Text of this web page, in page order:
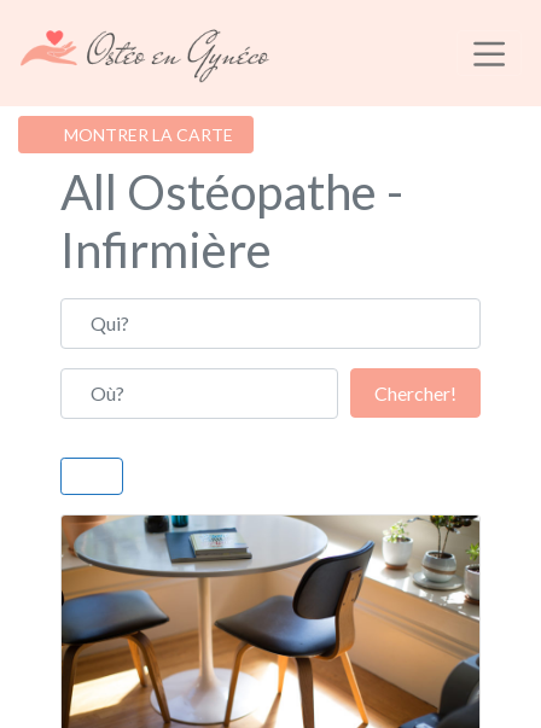
MONTRER LA CARTE
All Ostéopathe -
Infirmière
Qui?
Où?
Chercher!